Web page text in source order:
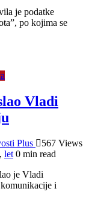
je podatke
po kojima se
Vladi
Plus
567 Views
, let 0 min read
je Vladi
i